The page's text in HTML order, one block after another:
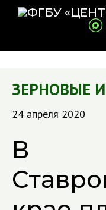
ЗЕРНОВЫЕ
24 апреля 2020
В